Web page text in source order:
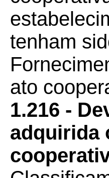
tenham
ato
1.216 -
adquirida